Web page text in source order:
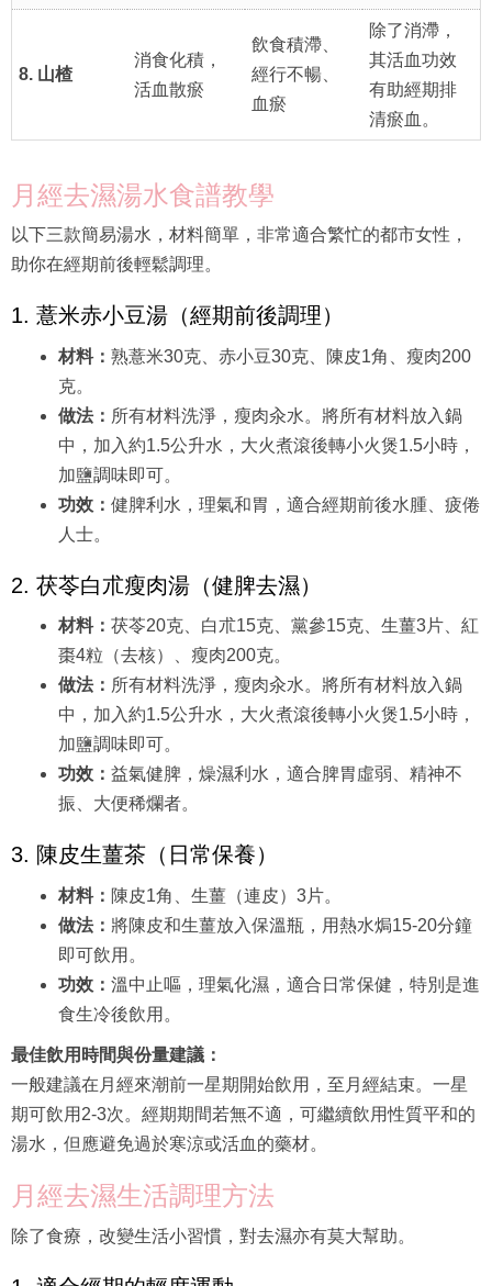
8. 山楂
消食化積，
活血散瘀
飲食積滯、
經行不暢、
血瘀
除了消滯，
其活血功效
有助經期排
清瘀血。
月經去濕湯水食譜教學
以下三款簡易湯水，材料簡單，非常適合繁忙的都市女性，
助你在經期前後輕鬆調理。
1. 薏米赤小豆湯（經期前後調理）
材料： 熟薏米30克、赤小豆30克、陳皮1角、瘦肉200
克。
做法： 所有材料洗淨，瘦肉汆水。將所有材料放入鍋
中，加入約1.5公升水，大火煮滾後轉小火煲1.5小時，
加鹽調味即可。
功效： 健脾利水，理氣和胃，適合經期前後水腫、疲倦
人士。
2. 茯苓白朮瘦肉湯（健脾去濕）
材料： 茯苓20克、白朮15克、黨參15克、生薑3片、紅
棗4粒（去核）、瘦肉200克。
做法： 所有材料洗淨，瘦肉汆水。將所有材料放入鍋
中，加入約1.5公升水，大火煮滾後轉小火煲1.5小時，
加鹽調味即可。
功效： 益氣健脾，燥濕利水，適合脾胃虛弱、精神不
振、大便稀爛者。
3. 陳皮生薑茶（日常保養）
材料： 陳皮1角、生薑（連皮）3片。
做法： 將陳皮和生薑放入保溫瓶，用熱水焗15-20分鐘
即可飲用。
功效： 溫中止嘔，理氣化濕，適合日常保健，特別是進
食生冷後飲用。
最佳飲用時間與份量建議：
一般建議在月經來潮前一星期開始飲用，至月經結束。一星
期可飲用2-3次。經期期間若無不適，可繼續飲用性質平和的
湯水，但應避免過於寒涼或活血的藥材。
月經去濕生活調理方法
除了食療，改變生活小習慣，對去濕亦有莫大幫助。